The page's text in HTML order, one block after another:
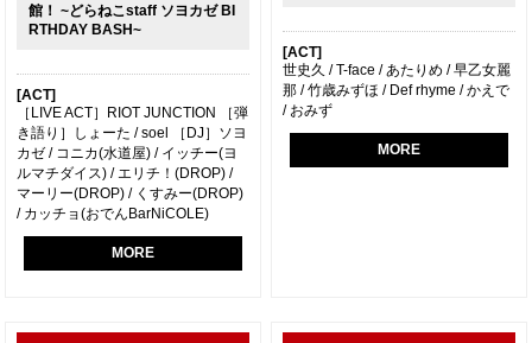
館！ ~どらねこstaff ソヨカゼ BI
RTHDAY BASH~
[ACT]
［LIVE ACT］RIOT JUNCTION ［弾
き語り］しょーた / soel ［DJ］ソヨ
カゼ / コニカ(水道屋) / イッチー(ヨ
ルマチダイス) / エリチ！(DROP) /
マーリー(DROP) / くすみー(DROP)
/ カッチョ(おでんBarNiCOLE)
MORE
[ACT]
世史久 / T-face / あたりめ / 早乙女麗
那 / 竹歳みずほ / Def rhyme / かえで
/ おみず
MORE